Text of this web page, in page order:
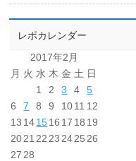
レポカレンダー
2017年2月
月 火 水 木 金 土 日
1
2 3 4
5
6
7 8 9 1011 12
13 141516 17 18 19
2021 22 23 2425 26
27 28